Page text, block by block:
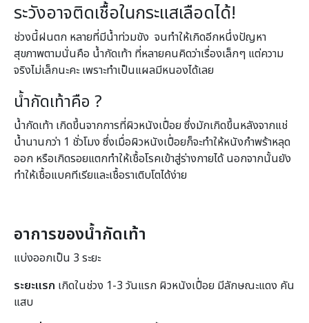
ระวังอาจติดเชื้อในกระแสเลือดได้!
ช่วงนี้ฝนตก หลายที่มีน้ำท่วมขัง จนทำให้เกิดอีกหนึ่งปัญหา
สุขภาพตามนั่นคือ น้ำกัดเท้า ที่หลายคนคิดว่าเรื่องเล็กๆ แต่ความ
จริงไม่เล็กนะคะ เพราะทำเป็นแผลมีหนองได้เลย
น้ำกัดเท้าคือ ?
น้ำกัดเท้า เกิดขึ้นจากการที่ผิวหนังเปื่อย ซึ่งมักเกิดขึ้นหลังจากแช่
น้ำนานกว่า 1 ชั่วโมง ซึ่งเมื่อผิวหนังเปื่อยก็จะทำให้หนังกำพร้าหลุด
ออก หรือเกิดรอยแตกทำให้เชื้อโรคเข้าสู่ร่างกายได้ นอกจากนั้นยัง
ทำให้เชื้อแบคทีเรียและเชื้อราเติบโตได้ง่าย
อาการของน้ำกัดเท้า
แบ่งออกเป็น 3 ระยะ
ระยะแรก เกิดในช่วง 1-3 วันแรก ผิวหนังเปื่อย มีลักษณะแดง คัน
แสบ